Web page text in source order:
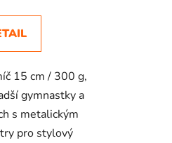
15 cm / 300 g,
gymnastky a
s metalickým
pro stylový